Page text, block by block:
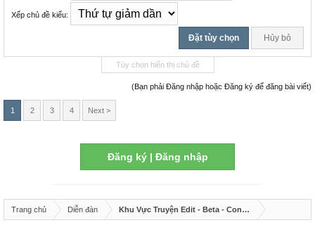
Tùy chọn hiển thị chủ đề
Xếp chủ đề kiểu:
(Bạn phải Đăng nhập hoặc Đăng ký để đăng bài viết)
1 2 3 4 Next >
Đăng ký | Đăng nhập
Trang chủ Diễn đàn Khu Vực Truyện Edit - Beta - Convert